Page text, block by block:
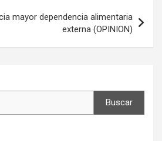
mayor dependencia alimentaria
externa (OPINION)
Buscar